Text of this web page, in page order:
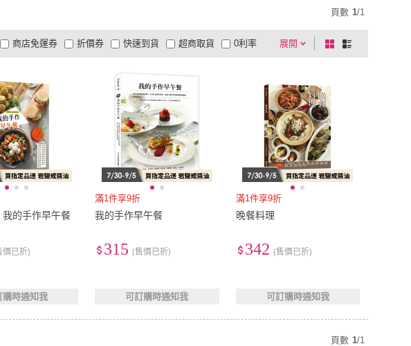
頁數 1/1
展開
折價券
有影片
商品有量 電視購物
快速到貨 超商取貨
大家電快配
商店免運券 0利率
貨到付款
3 及以上 1 及以上
棋
盤
列
我的手作早午餐
價已折)
購時通知我
滿1件享9折
我的手作早午餐
315 (售價已折)
可訂購時通知我
滿1件享9折
晚餐料理
342 (售價已折)
可訂購時通知我
頁數 1/1